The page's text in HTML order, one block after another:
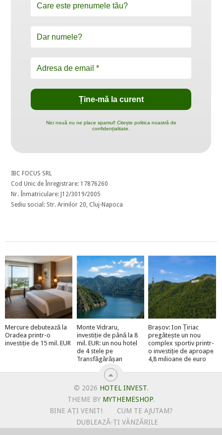
Nici nouă nu ne place spamul! Citește politica noastră de
confidențialitate.
IBC FOCUS SRL
Cod Unic de Înregistrare: 17876260
Nr. Înmatriculare: J12/3019/2005
Sediu social: Str. Arinilor 20, Cluj-Napoca
Mercure debutează la
Oradea printr-o
investiție de 15 mil. EUR
Monte Vidraru,
investiție de până la 8
mil. EUR: un nou hotel
de 4 stele pe
Transfăgărășan
Brașov: Ion Țiriac
pregătește un nou
complex sportiv printr-
o investiție de aproape
4,8 milioane de euro
© 2026 HOTEL INVEST.
THEME BY MYTHEMESHOP.
BINE AȚI VENIT!
CUM TE AJUTAM?
DUBLEAZĂ-ȚI VÂNZĂRILE